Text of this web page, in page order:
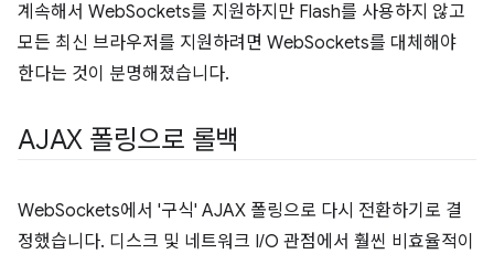
계속해서 WebSockets를 지원하지만 Flash를 사용하지 않고
모든 최신 브라우저를 지원하려면 WebSockets를 대체해야
한다는 것이 분명해졌습니다.
AJAX 폴링으로 롤백
WebSockets에서 '구식' AJAX 폴링으로 다시 전환하기로 결
정했습니다. 디스크 및 네트워크 I/O 관점에서 훨씬 비효율적이